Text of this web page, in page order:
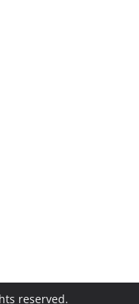
reserved.